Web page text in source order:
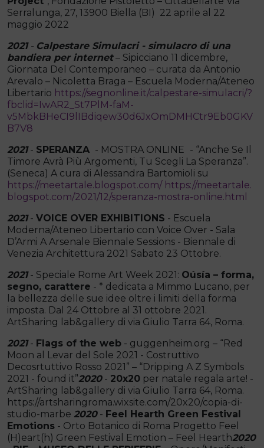
Serralunga, 27, 13900 Biella (BI) 22 aprile al 22
maggio 2022
2021 - Calpestare Simulacri - simulacro di una
bandiera per internet– Sipicciano 11 dicembre,
Giornata Del Contemporaneo – curata da Antonio
Arevalo – Nicoletta Braga – Escuela Moderna/Ateneo
Libertario https://segnonline.it/calpestare-simulacri/?
fbclid=IwAR2_St7PlM-faM-
v5MbkBHeCI9lIBdiqew30d6JxOmDMHCtr9Eb0GKV
B7V8
2021 - SPERANZA - MOSTRA ONLINE - “Anche Se Il
Timore Avrà Più Argomenti, Tu Scegli La Speranza”.
(Seneca) A cura di Alessandra Bartomioli su
https://meetartale.blogspot.com/ https://meetartale.
blogspot.com/2021/12/speranza-mostra-online.html
2021 - VOICE OVER EXHIBITIONS - Escuela
Moderna/Ateneo Libertario con Voice Over - Sala
D’Armi A Arsenale Biennale Sessions - Biennale di
Venezia Architettura 2021 Sabato 23 Ottobre.
2021 - Speciale Rome Art Week 2021: Oúsía – forma,
segno, carattere - * dedicata a Mimmo Lucano, per
la bellezza delle sue idee oltre i limiti della forma
imposta. Dal 24 Ottobre al 31 ottobre 2021.
ArtSharing lab&gallery di via Giulio Tarra 64, Roma.
2021 - Flags of the web - guggenheim.org – “Red
Moon al Levar del Sole 2021 - Costruttivo
Decosrtuttivo Rosso 2021” – “Dripping A Z Symbols
2021 - found it”2020 - 20x20 per natale regala arte! -
ArtSharing lab&gallery di via Giulio Tarra 64, Roma.
https://artsharingroma.wixsite.com/20x20/copia-di-
studio-marbe 2020 - Feel Hearth Green Festival
Emotions - Orto Botanico di Roma Progetto Feel
(H)eart(h) Green Festival Emotion – Feel Hearth2020